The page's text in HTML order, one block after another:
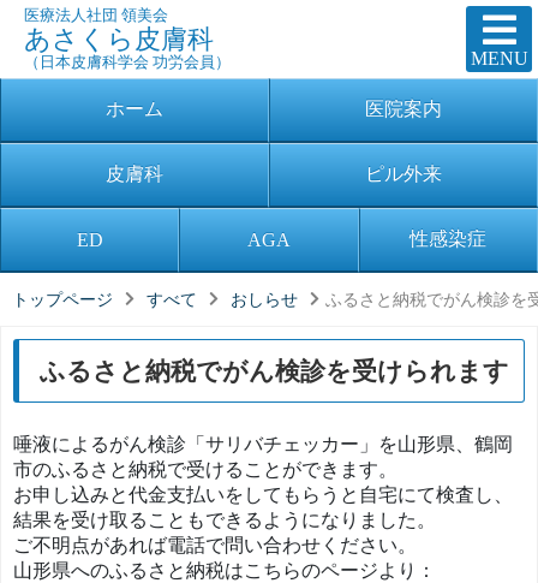
医療法人社団 領美会
あさくら皮膚科
（日本皮膚科学会 功労会員） MENU
ホーム 医院案内
皮膚科 ピル外来
ED AGA 性感染症
トップページ すべて おしらせ ふるさと納税でがん検診を
ふるさと納税でがん検診を受けられます
唾液によるがん検診「サリバチェッカー」を山形県、鶴岡
市のふるさと納税で受けることができます。
お申し込みと代金支払いをしてもらうと自宅にて検査し、
結果を受け取ることもできるようになりました。
ご不明点があれば電話で問い合わせください。
山形県へのふるさと納税はこちらのページより：